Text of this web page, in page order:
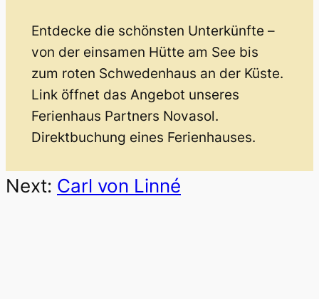
Entdecke die schönsten Unterkünfte –
von der einsamen Hütte am See bis
zum roten Schwedenhaus an der Küste.
Link öffnet das Angebot unseres
Ferienhaus Partners Novasol.
Direktbuchung eines Ferienhauses.
Next: Carl von Linné